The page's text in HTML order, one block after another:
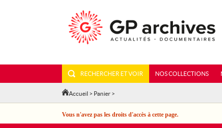
RECHERCHER ET VOIR NOS COLLECTIONS
Accueil > Panier >
Vous n'avez pas les droits d'accès à cette page.